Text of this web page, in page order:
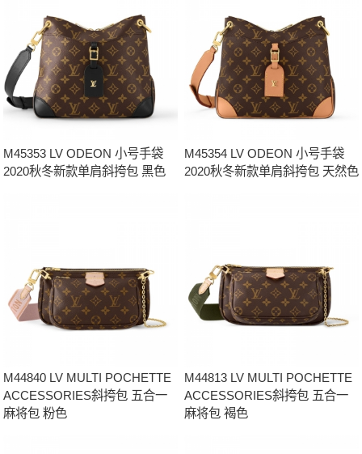
M45353 LV ODEON 小号手袋
2020秋冬新款单肩斜挎包 黑色
M45354 LV ODEON 小号手袋
2020秋冬新款单肩斜挎包 天然色
M44840 LV MULTI POCHETTE
ACCESSORIES斜挎包 五合一
麻将包 粉色
M44813 LV MULTI POCHETTE
ACCESSORIES斜挎包 五合一
麻将包 褐色